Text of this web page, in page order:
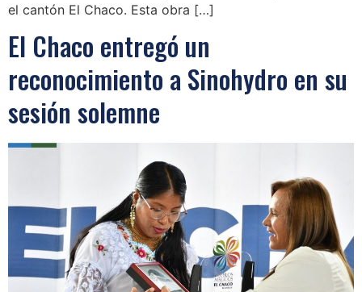
el cantón El Chaco. Esta obra […]
El Chaco entregó un
reconocimiento a Sinohydro en su
sesión solemne